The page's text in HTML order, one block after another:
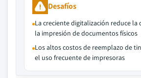
Desafíos
La creciente digitalización reduce la
la impresión de documentos físicos
Los altos costos de reemplazo de
el uso frecuente de impresoras